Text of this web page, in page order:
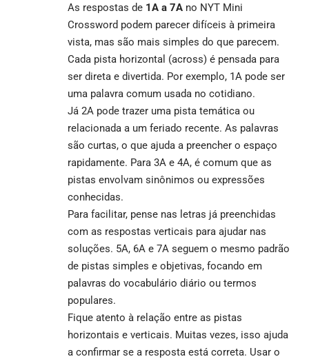
As respostas de 1A a 7A no NYT Mini
Crossword podem parecer difíceis à primeira
vista, mas são mais simples do que parecem.
Cada pista horizontal (across) é pensada para
ser direta e divertida. Por exemplo, 1A pode ser
uma palavra comum usada no cotidiano.
Já 2A pode trazer uma pista temática ou
relacionada a um feriado recente. As palavras
são curtas, o que ajuda a preencher o espaço
rapidamente. Para 3A e 4A, é comum que as
pistas envolvam sinônimos ou expressões
conhecidas.
Para facilitar, pense nas letras já preenchidas
com as respostas verticais para ajudar nas
soluções. 5A, 6A e 7A seguem o mesmo padrão
de pistas simples e objetivas, focando em
palavras do vocabulário diário ou termos
populares.
Fique atento à relação entre as pistas
horizontais e verticais. Muitas vezes, isso ajuda
a confirmar se a resposta está correta. Usar o